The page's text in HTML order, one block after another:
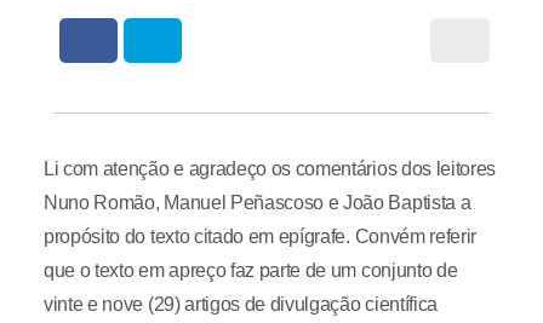
Li com atenção e agradeço os comentários dos leitores
Nuno Romão, Manuel Peñascoso e João Baptista a
propósito do texto citado em epígrafe. Convém referir
que o texto em apreço faz parte de um conjunto de
vinte e nove (29) artigos de divulgação científica